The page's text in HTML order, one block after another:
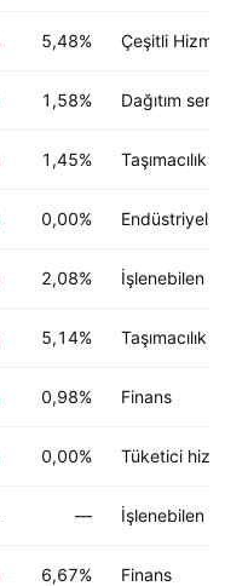
5,48% Çeşitli Hizmetler
1,58% Dağıtım
1,45% Taşımacılık
0,00% Endüstriyel
2,08% İşlenebilen
5,14% Taşımacılık
0,98% Finans
0,00% Tüketici
— İşlenebilen
6,67% Finans